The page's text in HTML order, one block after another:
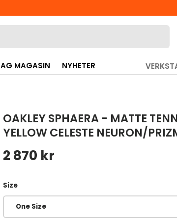
AG MAGASIN
NYHETER
OAKLEY SPHAERA - MATTE
YELLOW CELESTE NEURON/
Ordinarie pris
2 870 kr
Size
One Size